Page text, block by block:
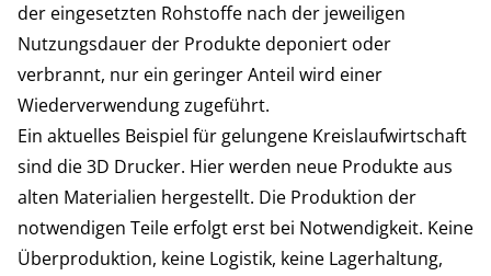
der eingesetzten Rohstoffe nach der jeweiligen
Nutzungsdauer der Produkte deponiert oder
verbrannt, nur ein geringer Anteil wird einer
Wiederverwendung zugeführt.
Ein aktuelles Beispiel für gelungene Kreislaufwirtschaft
sind die 3D Drucker. Hier werden neue Produkte aus
alten Materialien hergestellt. Die Produktion der
notwendigen Teile erfolgt erst bei Notwendigkeit. Keine
Überproduktion, keine Logistik, keine Lagerhaltung,